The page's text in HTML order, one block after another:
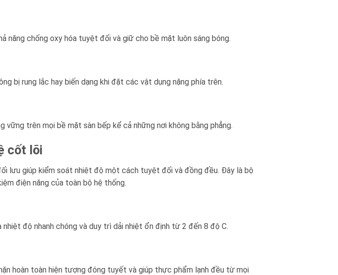
năng chống oxy hóa tuyệt đối và giữ cho bề mặt luôn sáng bóng.
bị rung lắc hay biến dạng khi đặt các vật dụng nặng phía trên.
trên mọi bề mặt sàn bếp kể cả những nơi không bằng phẳng.
cốt lõi
lưu giúp kiểm soát nhiệt độ một cách tuyệt đối và đồng đều. Đây là bộ
điện năng của toàn bộ hệ thống.
độ nhanh chóng và duy trì dải nhiệt ổn định từ 2 đến 8 độ C.
hoàn toàn hiện tượng đóng tuyết và giúp thực phẩm lạnh đều từ mọi